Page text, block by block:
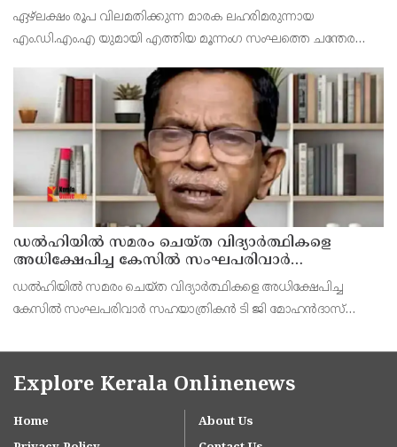
ഏഴ്ലക്ഷം രൂപ വിലമതിക്കുന്ന മാരക ലഹരിമരുന്നായ
എം.ഡി.എം.എ യുമായി എത്തിയ മൂന്നംഗ സംഘത്തെ ചന്തേര
സ്വദേശികളായ പി.എ അബ്ദുൾ സലാം , കെ.എച്ച് മുഹമ്മദ്
ഹുസൈൻ പി.എ അ
ഡൽഹിയിൽ സമരം ചെയ്ത വിദ്യാർത്ഥികളെ
അധിക്ഷേപിച്ച കേസില്‍ സംഘപരിവാർ
സഹയാത്രികൻ ടി ജി മോഹന്‍ദാസ് കസ്റ്റഡിയിൽ
ഡല്‍ഹിയില്‍ സമരം ചെയ്ത വിദ്യാര്‍ത്ഥികളെ അധിക്ഷേപിച്ച
കേസില്‍ സംഘപരിവാര്‍ സഹയാത്രികന്‍ ടി ജി മോഹന്‍ദാസ്
റെയ്ഡ്
Explore Kerala Onlinenews
Home
About Us